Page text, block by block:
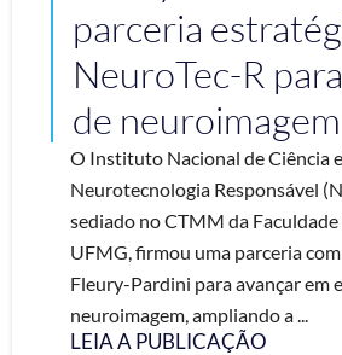
parceria
NeuroTec-R
de neuroimagem
O Instituto Nacional de Ciência
Neurotecnologia Responsável
sediado no CTMM da
UFMG, firmou uma parceria
Fleury-Pardini para avançar em
neuroimagem, ampliando a ...
LEIA A PUBLICAÇÃO